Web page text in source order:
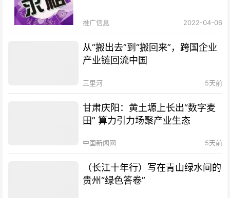
推广信息 2022-04-06
从“搬出去”到“搬回来”，跨国企业
产业链回流中国
三里河 5天前
甘肃庆阳：黄土塬上长出“数字麦
田” 算力引力场聚产业生态
中国新闻网 5天前
（长江十年行）写在青山绿水间的
贵州“绿色答卷”